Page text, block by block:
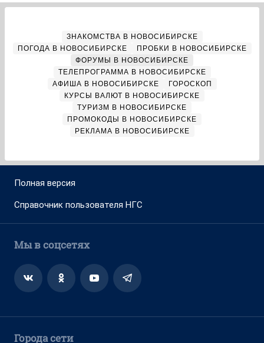
ЗНАКОМСТВА В НОВОСИБИРСКЕ
ПОГОДА В НОВОСИБИРСКЕ
ПРОБКИ В НОВОСИБИРСКЕ
ФОРУМЫ В НОВОСИБИРСКЕ
ТЕЛЕПРОГРАММА В НОВОСИБИРСКЕ
АФИША В НОВОСИБИРСКЕ
ГОРОСКОП
КУРСЫ ВАЛЮТ В НОВОСИБИРСКЕ
ТУРИЗМ В НОВОСИБИРСКЕ
ПРОМОКОДЫ В НОВОСИБИРСКЕ
РЕКЛАМА В НОВОСИБИРСКЕ
Полная версия
Справочник пользователя НГС
Мы в соцсетях
Города сети